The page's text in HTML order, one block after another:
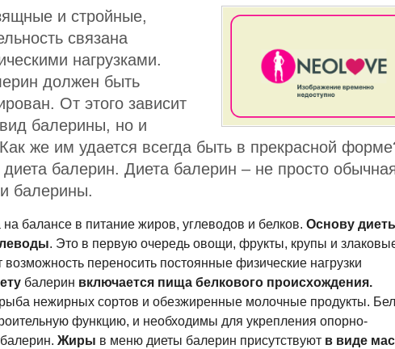
и стройные,
связана
нагрузками.
должен быть
От этого зависит
балерины, но и
же им удается всегда быть в прекрасной
балерин. Диета балерин – не просто
балерины.
на балансе в питание жиров, углеводов и белков.Основу
. Это в первую очередь овощи, фрукты, крупы и
переносить постоянные физические нагрузки
балерин включается пища белкового происхождения.
нежирных сортов и обезжиренные молочные продукты.
функцию, и необходимы для укрепленияопорно-
Жиры в меню диеты балерин присутствуют в виде